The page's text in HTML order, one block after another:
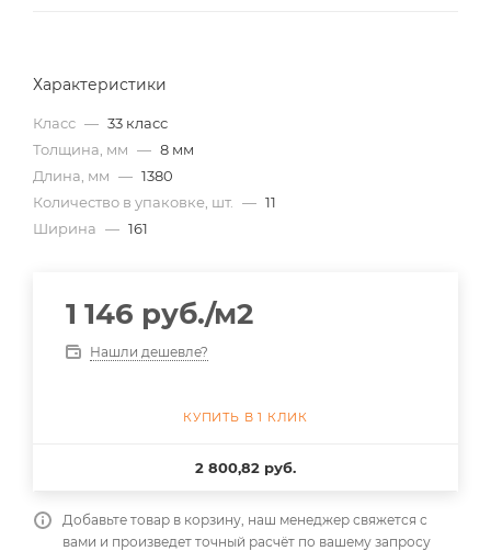
Характеристики
Класс — 33 класс
Толщина, мм — 8 мм
Длина, мм — 1380
Количество в упаковке, шт.
— 11
Ширина — 161
1 146 руб./м2
Нашли дешевле?
КУПИТЬ В 1 КЛИК
2 800,82 руб.
Добавьте товар в корзину, наш менеджер свяжется с
вами и произведет точный расчёт по вашему запросу